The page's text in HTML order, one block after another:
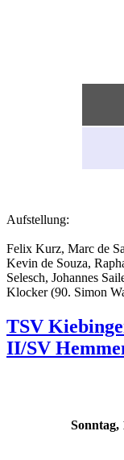
Aufstellung:
Felix Kurz, Marc de
Kevin de Souza,
Selesch, Johannes
Klocker (90. Simon
TSV
II/SV
Sonntag,